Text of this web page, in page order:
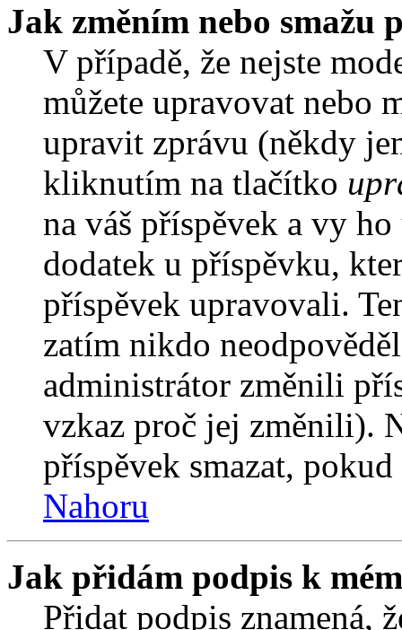
Jak změním nebo smažu
V případě, že nejste
můžete upravovat nebo
upravit zprávu (někdy
kliknutím na tlačítko
na váš příspěvek a vy
dodatek u příspěvku,
příspěvek upravovali.
zatím nikdo
administrátor změnili
vzkaz proč jej změnili).
příspěvek smazat,
Nahoru
Jak přidám podpis k
Přidat podpis znamená,